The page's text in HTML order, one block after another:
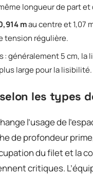
longueur de part et
mau centre et 1,07
tension régulière.
: généralement 5 cm, la
large pour la lisibilité.
les types
l’usage de
de profondeur
du filet et la
critiques.